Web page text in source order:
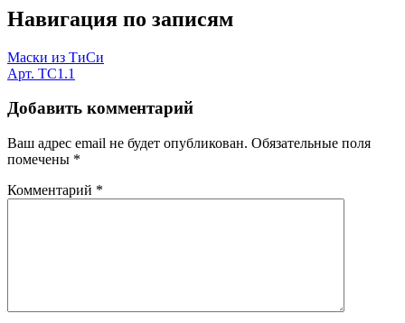
Навигация по записям
Маски из ТиСи
Арт. ТС1.1
Добавить комментарий
Ваш адрес email не будет опубликован. Обязательные поля
помечены *
Комментарий *